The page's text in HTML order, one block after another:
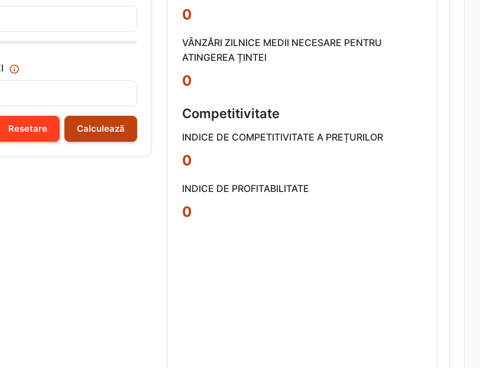
Resetare Calculează
0
VÂNZĂRI ZILNICE MEDII NECESARE PENTRU
ATINGEREA ȚINTEI
0
Competitivitate
INDICE DE COMPETITIVITATE A PREȚURILOR
0
INDICE DE PROFITABILITATE
0